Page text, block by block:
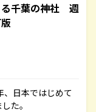
千葉の神社 週
、日本ではじめて
た。